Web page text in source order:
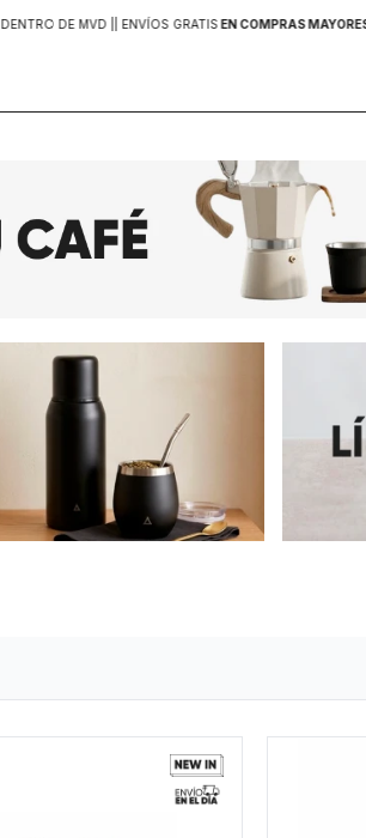
DENTRO DE MVD | | ENVÍOS GRATISEN COMPRAS